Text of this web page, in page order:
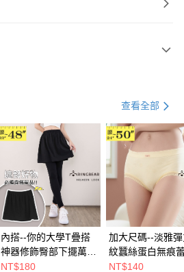
查看全部
內搭--你的大學T疊搭
神器修飾臀部下擺萬用
內搭裙/遮臀裙(黑2L-
NT$180
加大尺碼--淡雅
紋蠶絲蛋白無痕
角內褲(白.粉.藍.
NT$140